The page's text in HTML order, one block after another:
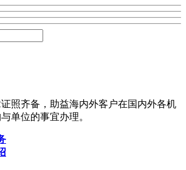
照齐备，助益海内外客户在国内外各机
单位的事宜办理。